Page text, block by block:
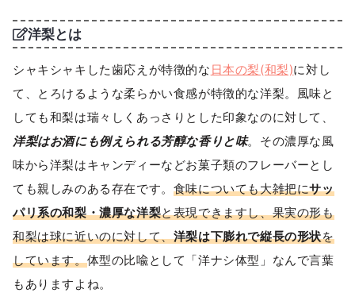
洋梨とは
シャキシャキした歯応えが特徴的な 日本の梨(和梨)に対し
て、とろけるような柔らかい食感が特徴的な洋梨。風味と
しても和梨は瑞々しくあっさりとした印象なのに対して、
洋梨はお酒にも例えられる芳醇な香りと味。その濃厚な風
味から洋梨はキャンディーなどお菓子類のフレーバーとし
ても親しみのある存在です。 食味についても大雑把にサッ
パリ系の和梨・濃厚な洋梨と表現できますし、果実の形も
和梨は球に近いのに対して、洋梨は下膨れで縦長の形状を
しています。体型の比喩として「洋ナシ体型」なんで言葉
もありますよね。